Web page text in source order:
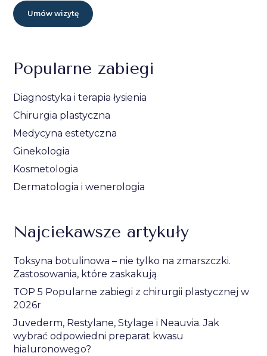
Umów wizytę
Popularne zabiegi
Diagnostyka i terapia łysienia
Chirurgia plastyczna
Medycyna estetyczna
Ginekologia
Kosmetologia
Dermatologia i wenerologia
Najciekawsze artykuły
Toksyna botulinowa – nie tylko na zmarszczki.
Zastosowania, które zaskakują
TOP 5 Popularne zabiegi z chirurgii plastycznej w
2026r
Juvederm, Restylane, Stylage i Neauvia. Jak
wybrać odpowiedni preparat kwasu
hialuronowego?